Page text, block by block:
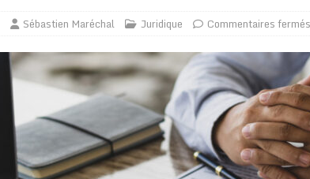
Sébastien Maréchal Juridique Commentaires fermés